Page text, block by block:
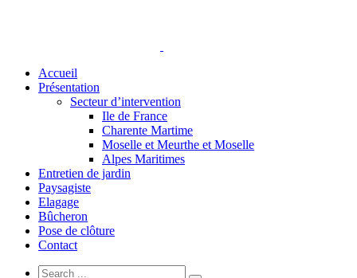
Accueil
Présentation
Secteur d’intervention
Ile de France
Charente Martime
Moselle et Meurthe et Moselle
Alpes Maritimes
Entretien de jardin
Paysagiste
Elagage
Bûcheron
Pose de clôture
Contact